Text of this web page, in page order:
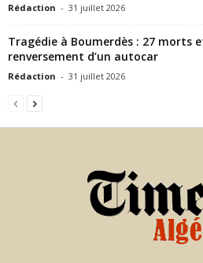
Rédaction - 31 juillet 2026
Tragédie à Boumerdès : 27 morts
renversement d’un autocar
Rédaction - 31 juillet 2026